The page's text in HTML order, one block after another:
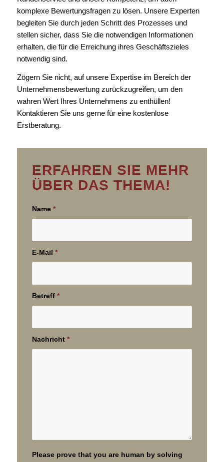
komplexe Bewertungsfragen zu lösen. Unsere Experten
begleiten Sie durch jeden Schritt des Prozesses und
stellen sicher, dass Sie die notwendigen Informationen
erhalten, die für die Erreichung ihres Geschäftszieles
notwendig sind.
Zögern Sie nicht, auf unsere Expertise im Bereich der
Unternehmensbewertung zurückzugreifen, um den
wahren Wert Ihres Unternehmens zu enthüllen!
Kontaktieren Sie uns gerne für eine kostenlose
Erstberatung.
ERFAHREN SIE MEHR
ÜBER DAS THEMA!
Name *
E-Mail *
Betreff *
Nachricht *
Please prove that you are human by solving